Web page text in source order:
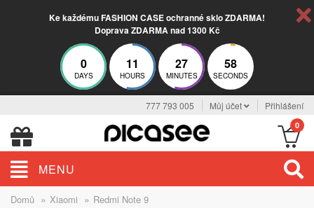
Ke každému FASHION CASE ochranné sklo ZDARMA!
Doprava ZDARMA nad 1300 Kč
0
DAYS
11
HOURS
27
MINUTES
58
SECONDS
777 793 005 Můj účet Přihlášení
0
MENU
Domů » Xiaomi » Redmi Note 9